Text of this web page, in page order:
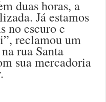
duas horas, a
Já estamos
no escuro e
reclamou um
rua Santa
sua mercadoria